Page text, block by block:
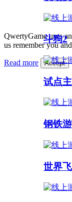
斗狗2
试点主
钢铁
世界
QwertyGame uses
us remember you
Read more Accept